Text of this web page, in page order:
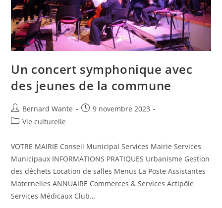
Un concert symphonique avec
des jeunes de la commune
Bernard Wante
9 novembre 2023
Vie culturelle
VOTRE MAIRIE Conseil Municipal Services Mairie Services
Municipaux INFORMATIONS PRATIQUES Urbanisme Gestion
des déchets Location de salles Menus La Poste Assistantes
Maternelles ANNUAIRE Commerces & Services Actipôle
Services Médicaux Club…